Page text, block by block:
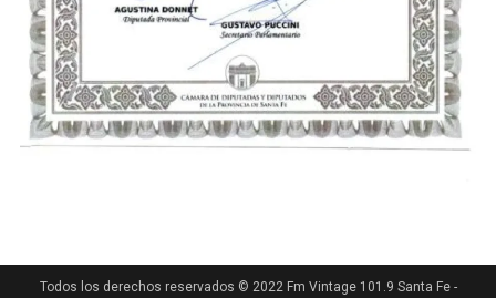
Todos los derechos reservados © 2022 Fm Vintage 101.9 Santa Fe -